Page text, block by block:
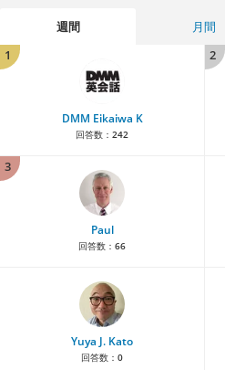
週間 月間
1
DMM Eikaiwa K
回答数： 242
2
3
Paul
回答数： 66
Yuya J. Kato
回答数： 0